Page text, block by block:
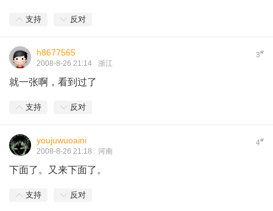
支持 反对
3#
h8677565
2008-8-26 21:14 浙江
就一张啊，看到过了
支持 反对
4#
youjuwuoaini
2008-8-26 21:18 河南
下面了。又来下面了。
支持 反对